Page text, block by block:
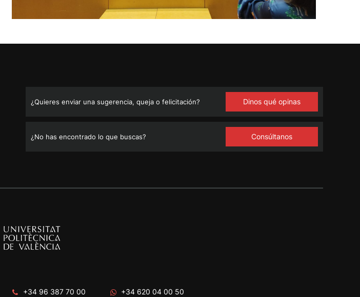
¿Quieres enviar una sugerencia, queja o felicitación? Dinos qué opinas
¿No has encontrado lo que buscas? Consúltanos
+34 96 387 70 00 +34 620 04 00 50